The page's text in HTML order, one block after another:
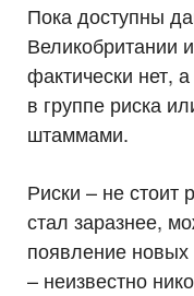
Пока доступны
Великобритании
фактически нет,
в группе риска
штаммами.
Риски – не стоит
стал заразнее,
появление
– неизвестно